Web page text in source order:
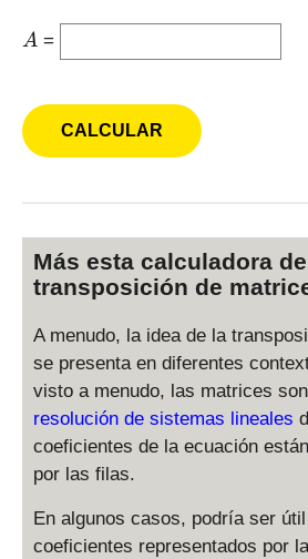
A
A =
Más esta calculadora de
transposición de
A menudo, la idea de la
se presenta en diferentes
visto a menudo, las matrices
resolución de sistemas lineales
coeficientes de la ecuación
por las filas.
En algunos casos, podría ser
coeficientes representados por